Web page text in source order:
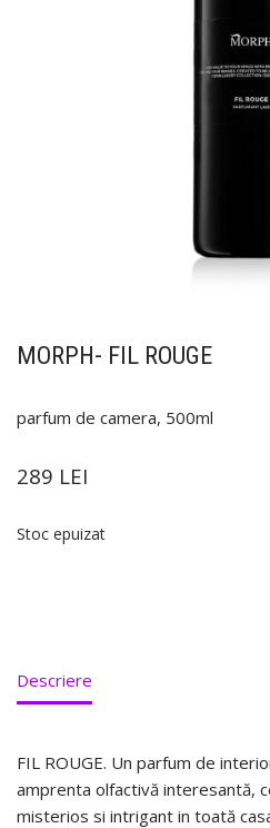
MORPH- FIL ROUGE
parfum de camera, 500ml
289 LEI
Stoc epuizat
Descriere
FIL ROUGE. Un parfum de
amprenta olfactivă interesantă,
misterios si intrigant in toată